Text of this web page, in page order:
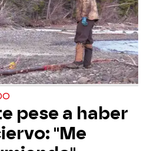
pese a haber
"Me